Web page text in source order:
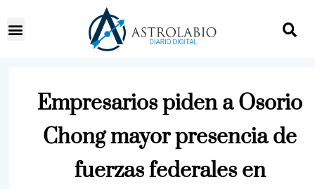
Empresarios piden a Osorio
Chong mayor presencia de
fuerzas federales en